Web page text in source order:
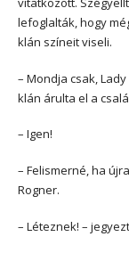
lefoglalták, hogy
klán színeit viseli.
– Mondja csak,
klán árulta el a
– Igen!
– Felismerné, ha
Rogner.
– Léteznek! –